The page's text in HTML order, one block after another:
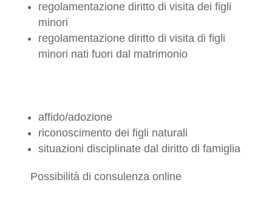
regolamentazione diritto di visita dei figli
minori
regolamentazione diritto di visita di figli
minori nati fuori dal matrimonio
affido/adozione
riconoscimento dei figli naturali
situazioni disciplinate dal diritto di famiglia
Possibilità di consulenza online